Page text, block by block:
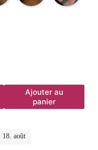
Ajouter au
panier
18. août